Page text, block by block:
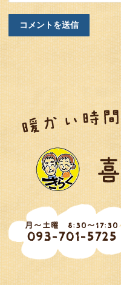
月～土曜 8:30～17:30
093-701-5725